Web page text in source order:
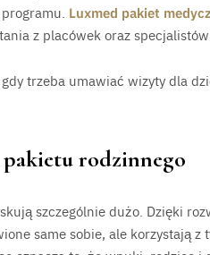
Luxmed pakiet
z placówek oraz specjalistów.
trzeba umawiać wizyty dla
rodzinnego
szczególnie dużo. Dzięki
same sobie, ale korzystają z